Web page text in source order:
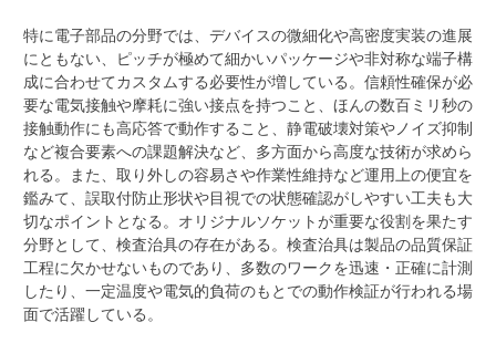
特に電子部品の分野では、デバイスの微細化や高密度実装の進展
にともない、ピッチが極めて細かいパッケージや非対称な端子構
成に合わせてカスタムする必要性が増している。信頼性確保が必
要な電気接触や摩耗に強い接点を持つこと、ほんの数百ミリ秒の
接触動作にも高応答で動作すること、静電破壊対策やノイズ抑制
など複合要素への課題解決など、多方面から高度な技術が求めら
れる。また、取り外しの容易さや作業性維持など運用上の便宜を
鑑みて、誤取付防止形状や目視での状態確認がしやすい工夫も大
切なポイントとなる。オリジナルソケットが重要な役割を果たす
分野として、検査治具の存在がある。検査治具は製品の品質保証
工程に欠かせないものであり、多数のワークを迅速・正確に計測
したり、一定温度や電気的負荷のもとでの動作検証が行われる場
面で活躍している。